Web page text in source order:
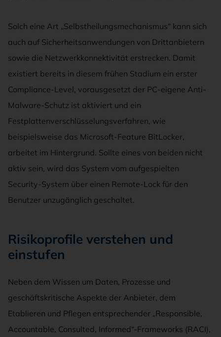
Solch eine Art „Selbstheilungsmechanismus“ kann sich
auch auf Sicherheitsanwendungen von Drittanbietern
sowie die Netzwerkkonnektivität erstrecken. Damit
existiert bereits in diesem frühen Stadium ein erster
Compliance-Level, vorausgesetzt der PC-eigene Anti-
Malware-Schutz ist aktiviert und ein
Festplattenverschlüsselungsverfahren, wie
beispielsweise das Microsoft-Feature BitLocker,
arbeitet im Hintergrund. Sollte eines von beiden nicht
aktiv sein, wird das System vom aufgespielten
Security-System über einen Remote-Lock für den
Benutzer unzugänglich geschaltet.
Risikoprofile verstehen und
einstufen
Neben dem Wissen um Daten, Prozesse und
geschäftskritische Aspekte der Anbieter, dem
Etablieren und Pflegen entsprechender „Responsible,
Accountable, Consulted, Informed“-Frameworks (RACI),